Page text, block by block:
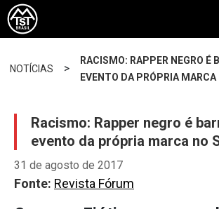
NOTÍCIAS >
RACISMO: RAPPER NEGRO É
EVENTO DA PRÓPRIA MARCA
Racismo: Rapper negro é
evento da própria marca no
31 de agosto de 2017
Fonte: Revista Fórum